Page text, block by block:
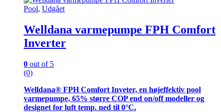
Pool, Udgået
Welldana varmepumpe FPH Comfort
Inverter
0 out of 5
(0)
Welldana® FPH Comfort Inveter, en højeffektiv pool
varmepumpe, 65% større COP end on/off modeller og
designet for luft temp. ned til 0°C.